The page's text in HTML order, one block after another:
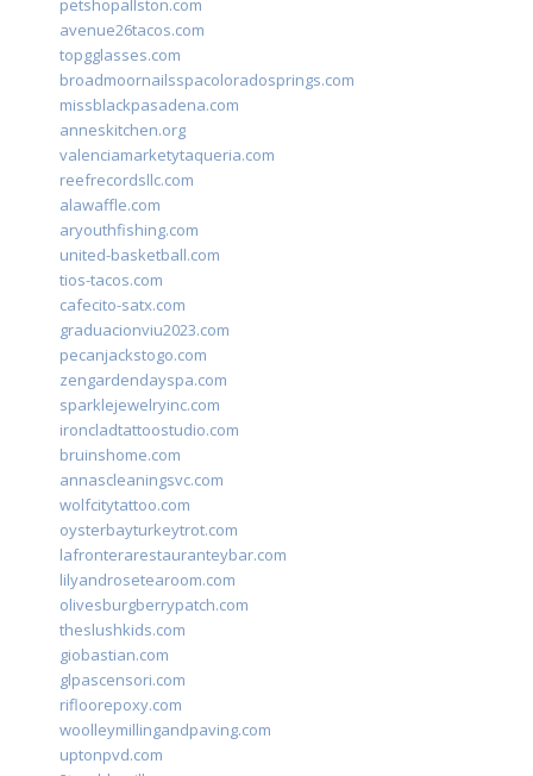
petshopallston.com
avenue26tacos.com
topgglasses.com
broadmoornailsspacoloradosprings.com
missblackpasadena.com
anneskitchen.org
valenciamarketytaqueria.com
reefrecordsllc.com
alawaffle.com
aryouthfishing.com
united-basketball.com
tios-tacos.com
cafecito-satx.com
graduacionviu2023.com
pecanjackstogo.com
zengardendayspa.com
sparklejewelryinc.com
ironcladtattoostudio.com
bruinshome.com
annascleaningsvc.com
wolfcitytattoo.com
oysterbayturkeytrot.com
lafronterarestauranteybar.com
lilyandrosetearoom.com
olivesburgberrypatch.com
theslushkids.com
giobastian.com
glpascensori.com
rifloorepoxy.com
woolleymillingandpaving.com
uptonpvd.com